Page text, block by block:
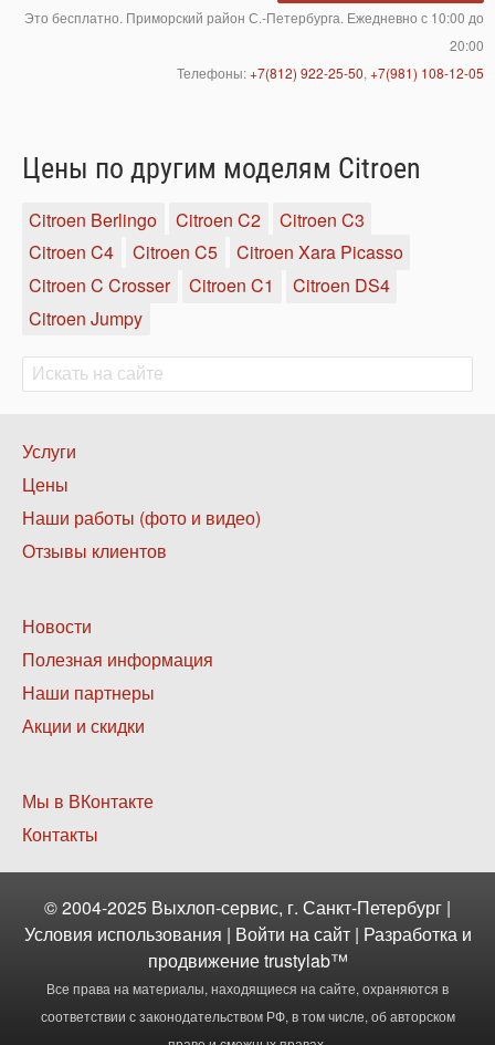
Это бесплатно. Приморский район С.-Петербурга. Ежедневно с 10:00 до
20:00
Телефоны:+7(812) 922-25-50, +7(981) 108-12-05
Цены по другим моделям Citroen
Citroen Berlingo Citroen C2
Citroen C3
Citroen C4
Citroen C5
Citroen Xara Picasso
Citroen C Crosser
Citroen C1
Citroen DS4
Citroen Jumpy
Поиск
Поиск
Нижнее
меню
1
Услуги
Цены
Наши работы (фото и видео)
Отзывы клиентов
Нижнее
меню
2
Новости
Полезная информация
Наши партнеры
Акции и скидки
Нижнее
меню
3
Мы в ВКонтакте
Контакты
© 2004-2025 Выхлоп-сервис, г. Санкт-Петербург |
Условия использования | Войти на сайт | Разработка и
продвижениеtrustylab™
Все права на материалы, находящиеся на сайте, охраняются в
соответствии с законодательством РФ, в том числе, об авторском